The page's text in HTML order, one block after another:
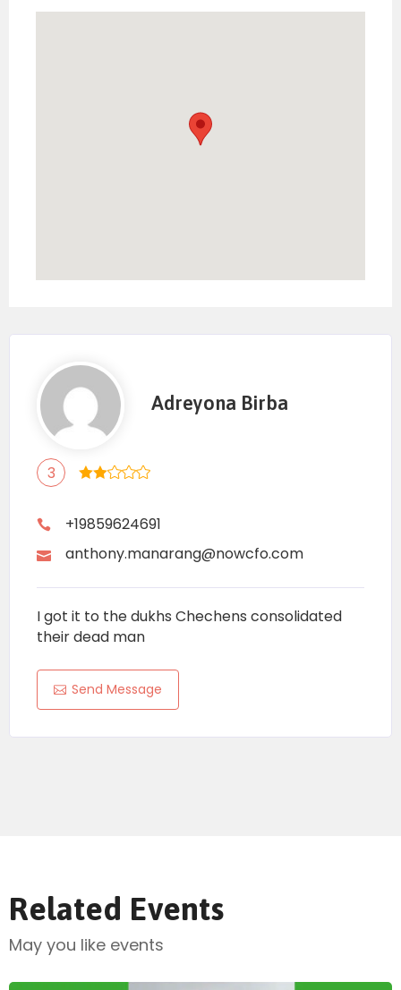
Adreyona Birba
3
+19859624691
anthony.manarang@nowcfo.com
I got it to the dukhs Chechens consolidated
their dead man
Send Message
Related Events
May you like events